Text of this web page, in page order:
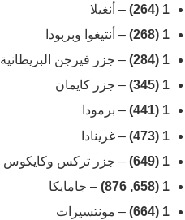
1 (264)
– أنغيلا
1 (268)
– أنتيغوا وبربودا
1 (284)
– جزر فيرجن البريطانية
1 (345)
– جزر كايمان
1 (441)
– برمودا
1 (473)
– غرينادا
1 (649)
– جزر تركس وكايكوس
1 (658, 876)
– جامايكا
1 (664)
– مونتسيرات